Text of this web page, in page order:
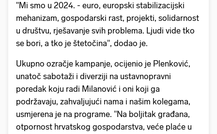
"Mi smo u 2024. - euro, europski stabilizacijski
mehanizam, gospodarski rast, projekti, solidarnost
u društvu, rješavanje svih problema. Ljudi vide tko
se bori, a tko je štetočina", dodao je.
Ukupno ozračje kampanje, ocijenio je Plenković,
unatoč sabotaži i diverziji na ustavnopravni
poredak koju radi Milanović i oni koji ga
podržavaju, zahvaljujući nama i našim kolegama,
usmjerena je na programe. "Na boljitak građana,
otpornost hrvatskog gospodarstva, veće plaće u